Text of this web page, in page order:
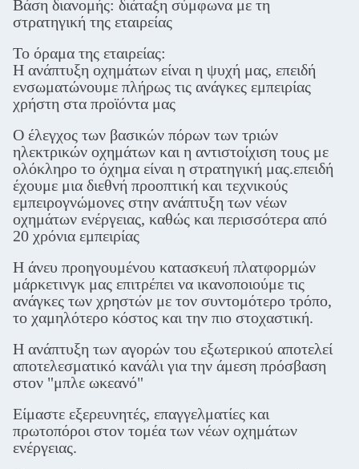
Βάση διανομής: διάταξη σύμφωνα με τη
στρατηγική της εταιρείας
Το όραμα της εταιρείας:
Η ανάπτυξη οχημάτων είναι η ψυχή μας, επειδή
ενσωματώνουμε πλήρως τις ανάγκες εμπειρίας
χρήστη στα προϊόντα μας
Ο έλεγχος των βασικών πόρων των τριών
ηλεκτρικών οχημάτων και η αντιστοίχιση τους με
ολόκληρο το όχημα είναι η στρατηγική μας.επειδή
έχουμε μια διεθνή προοπτική και τεχνικούς
εμπειρογνώμονες στην ανάπτυξη των νέων
οχημάτων ενέργειας, καθώς και περισσότερα από
20 χρόνια εμπειρίας
Η άνευ προηγουμένου κατασκευή πλατφορμών
μάρκετινγκ μας επιτρέπει να ικανοποιούμε τις
ανάγκες των χρηστών με τον συντομότερο τρόπο,
το χαμηλότερο κόστος και την πιο στοχαστική.
Η ανάπτυξη των αγορών του εξωτερικού αποτελεί
αποτελεσματικό κανάλι για την άμεση πρόσβαση
στον "μπλε ωκεανό"
Είμαστε εξερευνητές, επαγγελματίες και
πρωτοπόροι στον τομέα των νέων οχημάτων
ενέργειας.